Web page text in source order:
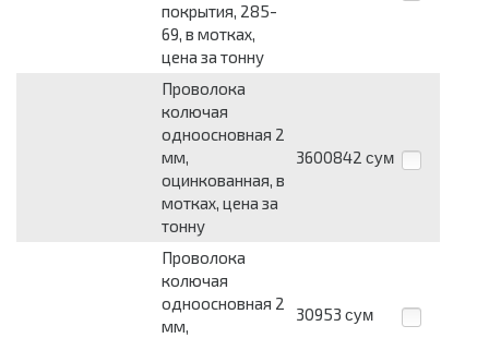
покрытия, 285-
69, в мотках,
цена за тонну
Проволока
колючая
одноосновная 2
мм,
оцинкованная, в
мотках, цена за
тонну
3600842 сум
Проволока
колючая
одноосновная 2
мм,
30953 сум